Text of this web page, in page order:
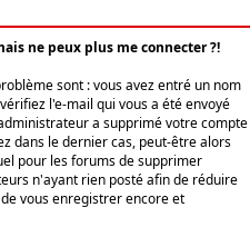
ne peux plus me connecter ?!
sont : vous avez entré un nom
l'e-mail qui vous a été envoyé
a supprimé votre compte
dans le dernier cas, peut-être alors
pour les forums de supprimer
n'ayant rien posté afin de réduire
vous enregistrer encore et